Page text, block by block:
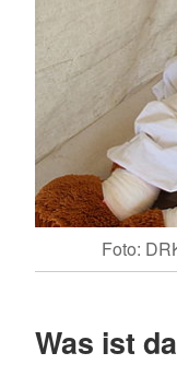
Foto:
Was ist